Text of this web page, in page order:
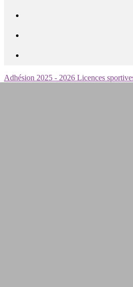
Adhésion 2025 - 2026 Licences